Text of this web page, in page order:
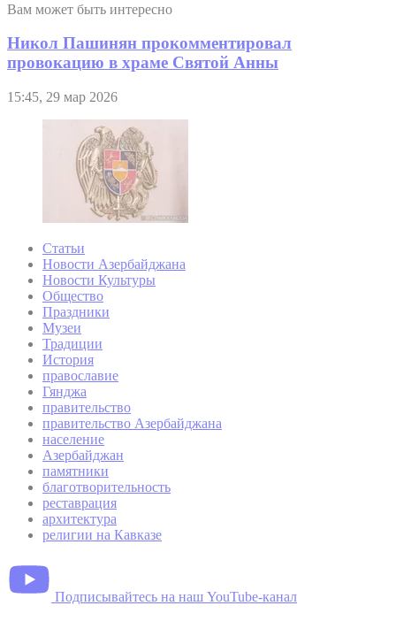
Вам может быть интересно
Никол Пашинян прокомментировал
провокацию в храме Святой Анны
15:45, 29 мар 2026
Статьи
Новости Азербайджана
Новости Культуры
Общество
Праздники
Музеи
Традиции
История
православие
Гянджа
правительство
правительство Азербайджана
население
Азербайджан
памятники
благотворительность
реставрация
архитектура
религии на Кавказе
Подписывайтесь на наш YouTube-канал